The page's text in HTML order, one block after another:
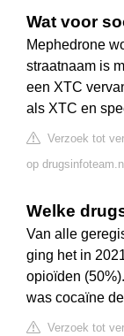
Wat voor
Mephedrone
straatnaam is
een XTC
als XTC en
Verzoek tot
op drugsinfoteam.nl
Welke
Van alle
ging het in
opioïden
was cocaïne
Verzoek tot